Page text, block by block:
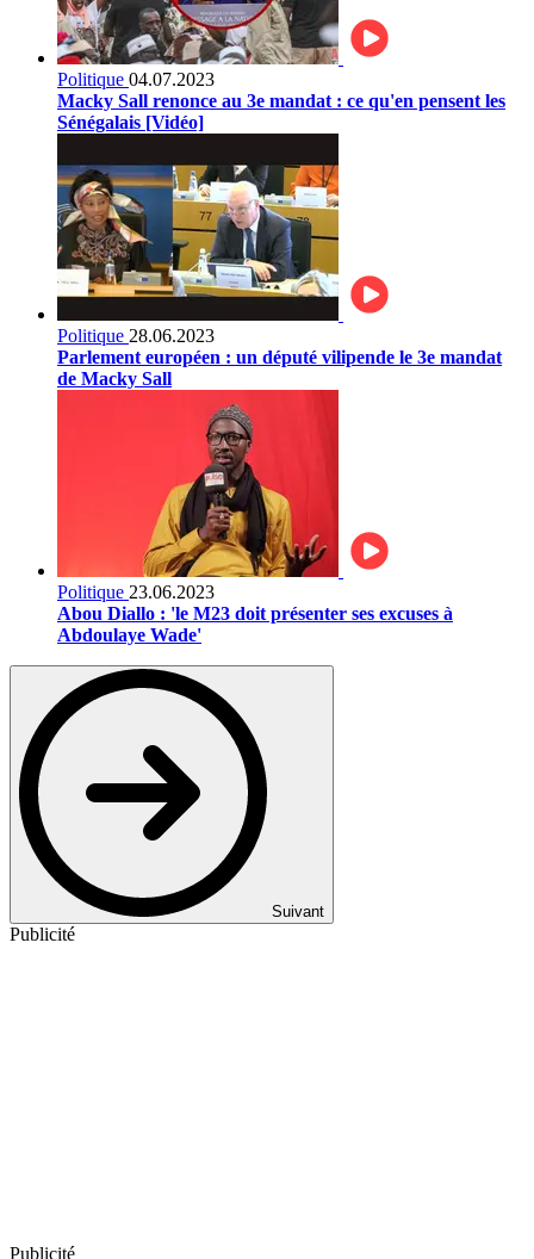
Politique 04.07.2023
Macky Sall renonce au 3e mandat : ce qu'en pensent les
Sénégalais [Vidéo]
Politique 28.06.2023
Parlement européen : un député vilipende le 3e mandat
de Macky Sall
Politique 23.06.2023
Abou Diallo : 'le M23 doit présenter ses excuses à
Abdoulaye Wade'
Suivant
Publicité
Publicité